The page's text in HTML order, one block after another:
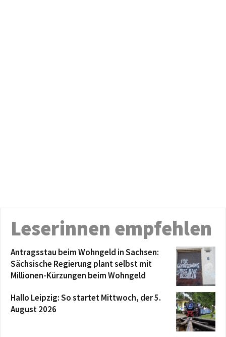
Leserinnen empfehlen
Antragsstau beim Wohngeld in Sachsen:
Sächsische Regierung plant selbst mit
Millionen-Kürzungen beim Wohngeld
Hallo Leipzig: So startet Mittwoch, der 5.
August 2026